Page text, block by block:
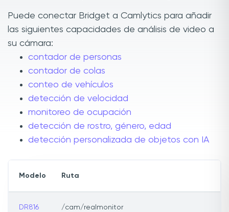
Puede conectar Bridget a Camlytics para añadir
las siguientes capacidades de análisis de video a
su cámara:
contador de personas
contador de colas
conteo de vehículos
detección de velocidad
monitoreo de ocupación
detección de rostro, género, edad
detección personalizada de objetos con IA
Modelo Ruta
DR816 /cam/realmonitor